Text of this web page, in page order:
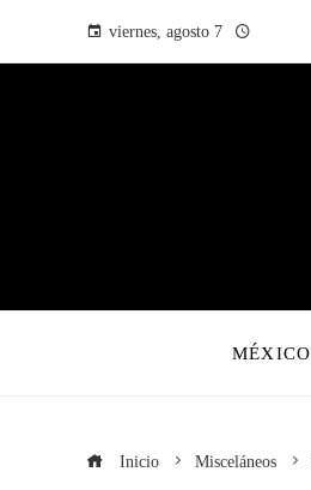
viernes, agosto 7
MÉXICO
Inicio Misceláneos